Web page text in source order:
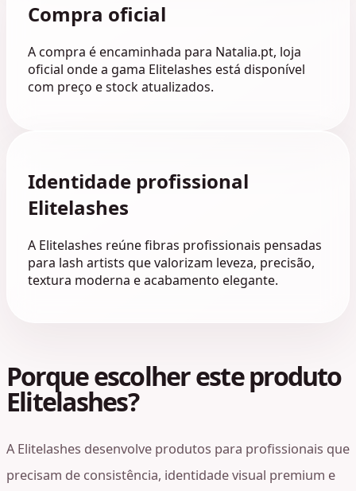
Compra oficial
A compra é encaminhada para Natalia.pt, loja
oficial onde a gama Elitelashes está disponível
com preço e stock atualizados.
Identidade profissional
Elitelashes
A Elitelashes reúne fibras profissionais pensadas
para lash artists que valorizam leveza, precisão,
textura moderna e acabamento elegante.
Porque escolher este produto
Elitelashes?
A Elitelashes desenvolve produtos para profissionais que
precisam de consistência, identidade visual premium e